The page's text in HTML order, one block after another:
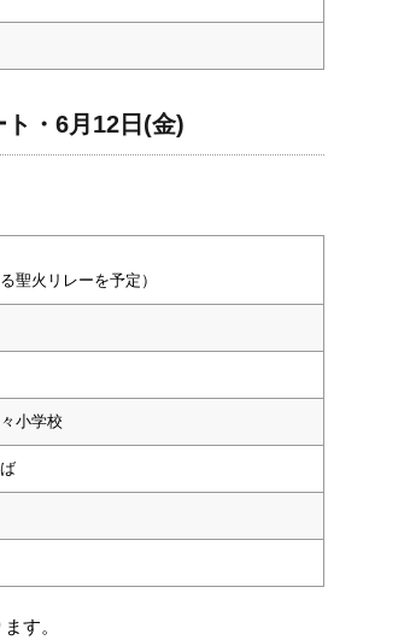
・6月12日(金)
聖火リレーを予定）
小学校
す。